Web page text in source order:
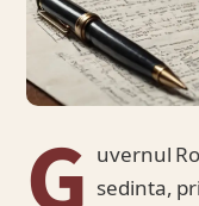
uvernul
sedinta,